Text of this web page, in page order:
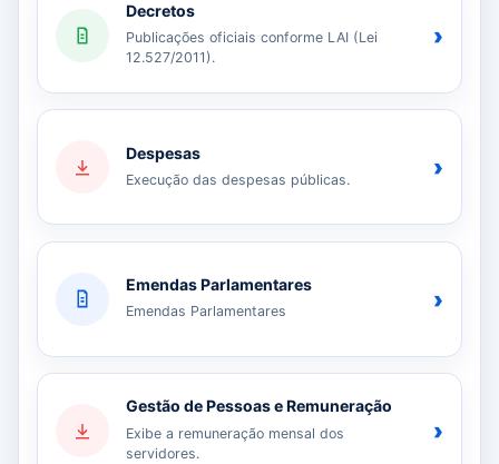
Decretos
Publicações oficiais conforme LAI (Lei
12.527/2011).
›
Despesas
Execução das despesas públicas. ›
Emendas Parlamentares
Emendas Parlamentares ›
Gestão de Pessoas e Remuneração
Exibe a remuneração mensal dos
servidores.
›